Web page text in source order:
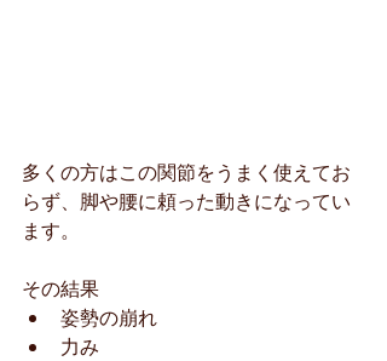
多くの方はこの関節をうまく使えてお
らず、脚や腰に頼った動きになってい
ます。
その結果
姿勢の崩れ
力み